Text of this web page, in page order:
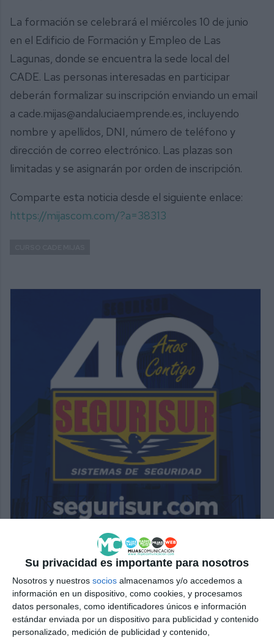
Su privacidad es importante para nosotros
Nosotros y nuestros socios almacenamos y/o accedemos a
información en un dispositivo, como cookies, y procesamos
datos personales, como identificadores únicos e información
estándar enviada por un dispositivo para publicidad y contenido
personalizado, medición de publicidad y contenido,
La formación se celebrará el miércoles 10 de junio
en el Edificio de Formación y Empleo de Las
Lagunas, donde se encuentra la sede local del
CADE. Las personas interesadas en participar
deberán formalizar su inscripción enviando un email
a cade.mijas@andaluciaemprende.es, incluyendo
nombre y apellidos, DNI, número de teléfono y
dirección de correo electrónico. Las plazas son
limitadas y se asignarán por orden de inscripción.
Comparte esta noticia desde el siguiente enlace:
https://mijascom.com/?a=38313